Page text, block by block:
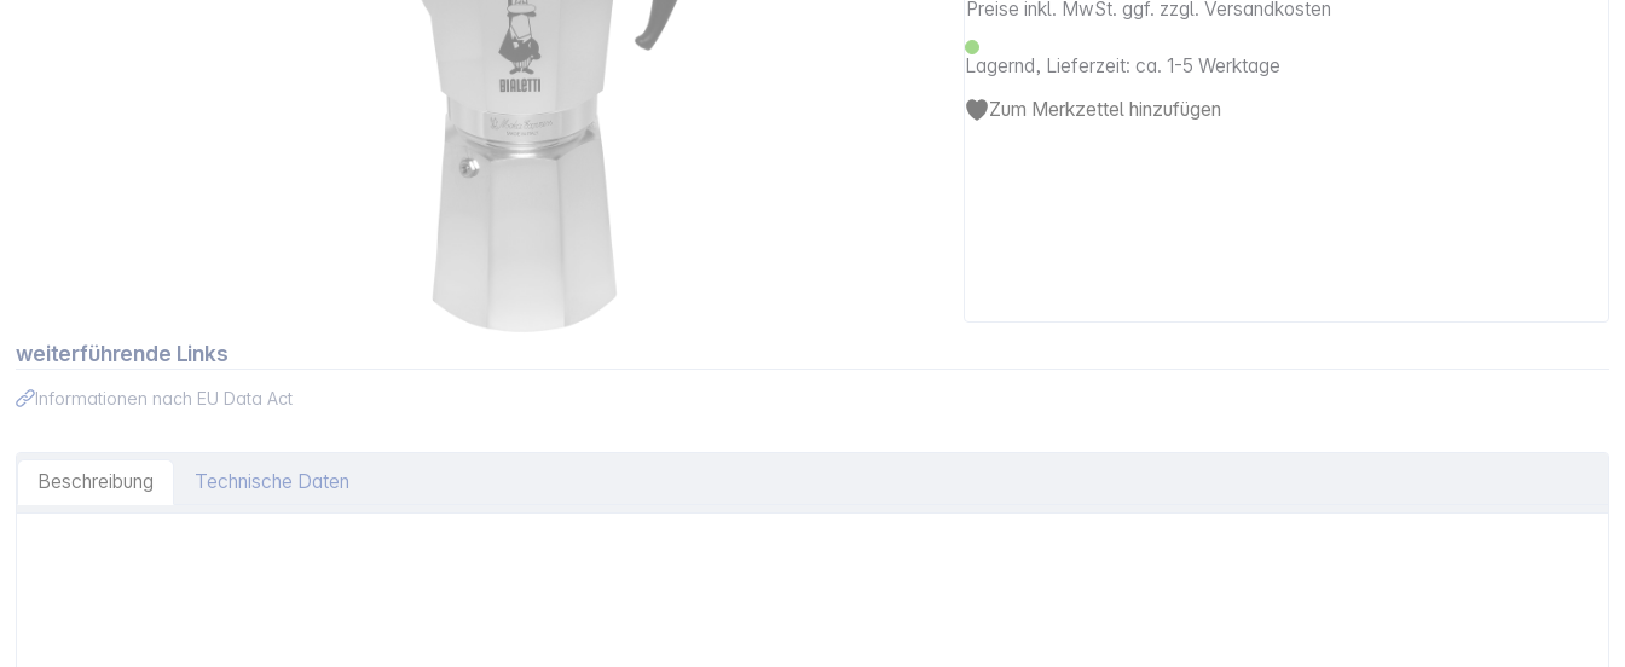
Preise inkl. MwSt. ggf. zzgl. Versandkosten
Lagernd, Lieferzeit: ca. 1-5 Werktage
Zum Merkzettel hinzufügen
weiterführende Links
Informationen nach EU Data Act
Beschreibung Technische Daten